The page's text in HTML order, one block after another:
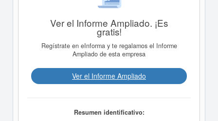
Ver el Informe Ampliado. ¡Es
gratis!
Regístrate en eInforma y te regalamos el Informe
Ampliado de esta empresa
Ver el Informe Ampliado
Resumen identificativo: